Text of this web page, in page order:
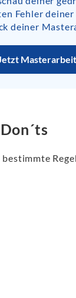
Fehler
deiner
Jetzt